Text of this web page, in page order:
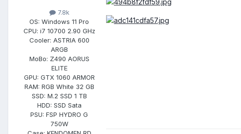
7.8k
OS: Windows 11 Pro
CPU: i7 10700 2.90 GHz
Cooler: ASTRIA 600
ARGB
MoBo: Z490 AORUS
ELITE
GPU: GTX 1060 ARMOR
RAM: RGB White 32 GB
SSD: M.2 SSD 1 TB
HDD: SSD Sata
PSU: FSP HYDRO G
750W